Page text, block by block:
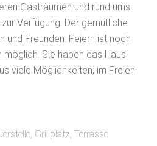
Gasträumen und rund ums
Verfügung. Der gemütliche
und Freunden: Feiern ist noch
Sie haben das Haus
viele Möglichkeiten, im Freien
Grillplatz, Terrasse